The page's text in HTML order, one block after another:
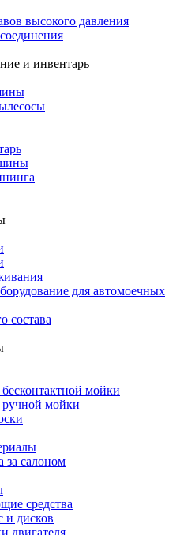
высокого давления
и инвентарь
для автомоечных
состава
мойки
мойки
за салоном
средства
и дисков
двигателя